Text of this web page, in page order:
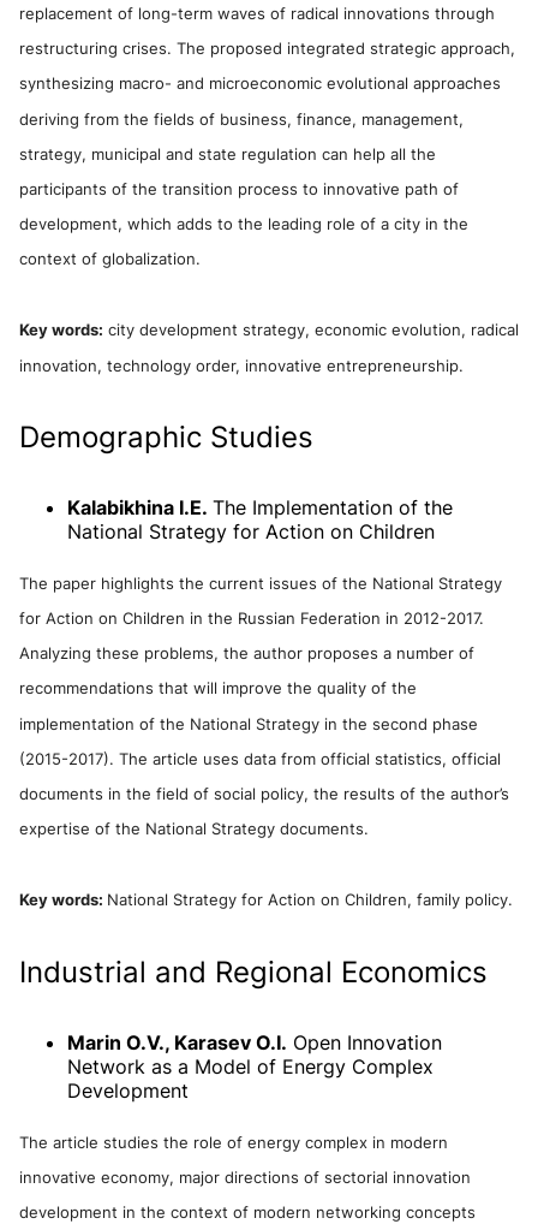
replacement of long-term waves of radical innovations through
restructuring crises. The proposed integrated strategic approach,
synthesizing macro- and microeconomic evolutional approaches
deriving from the fields of business, finance, management,
strategy, municipal and state regulation can help all the
participants of the transition process to innovative path of
development, which adds to the leading role of a city in the
context of globalization.
Key words: city development strategy, economic evolution, radical
innovation, technology order, innovative entrepreneurship.
Demographic Studies
Kalabikhina I.E. The Implementation of the
National Strategy for Action on Children
The paper highlights the current issues of the National Strategy
for Action on Children in the Russian Federation in 2012-2017.
Analyzing these problems, the author proposes a number of
recommendations that will improve the quality of the
implementation of the National Strategy in the second phase
(2015-2017). The article uses data from official statistics, official
documents in the field of social policy, the results of the author’s
expertise of the National Strategy documents.
Key words: National Strategy for Action on Children, family policy.
Industrial and Regional Economics
Marin O.V., Karasev O.I. Open Innovation
Network as a Model of Energy Complex
Development
The article studies the role of energy complex in modern
innovative economy, major directions of sectorial innovation
development in the context of modern networking concepts